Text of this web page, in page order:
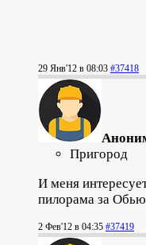
29 Янв'12 в 08:03 #37418
Пригород
И меня
пилорама за
2 Фев'12 в 04:35 #37419